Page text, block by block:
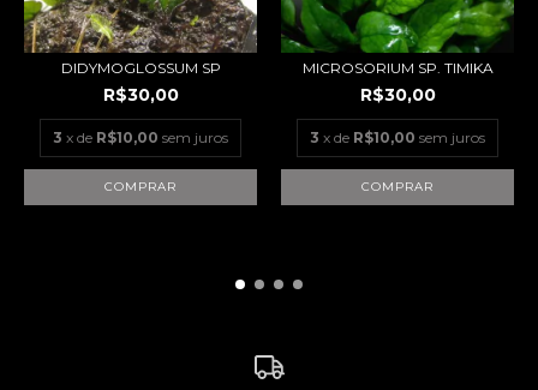
DIDYMOGLOSSUM SP
R$30,00
3 x de R$10,00 sem juros
MICROSORIUM SP. TIMIKA
R$30,00
3 x de R$10,00 sem juros